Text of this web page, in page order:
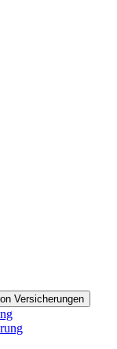
Versicherungen